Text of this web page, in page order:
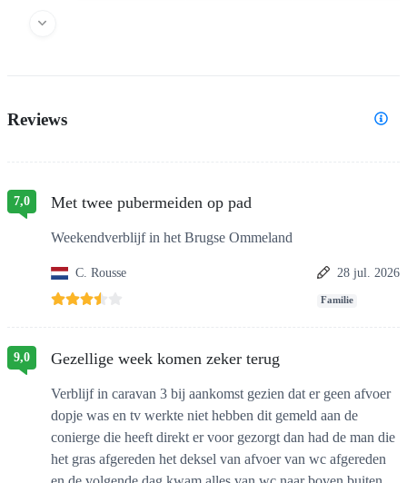
Reviews
7,0 Met twee pubermeiden op pad
Weekendverblijf in het Brugse Ommeland
C. Rousse 28 jul. 2026
Familie
9,0 Gezellige week komen zeker terug
Verblijf in caravan 3 bij aankomst gezien dat er geen afvoer
dopje was en tv werkte niet hebben dit gemeld aan de
conierge die heeft direkt er voor gezorgt dan had de man die
het gras afgereden het deksel van afvoer van wc afgereden